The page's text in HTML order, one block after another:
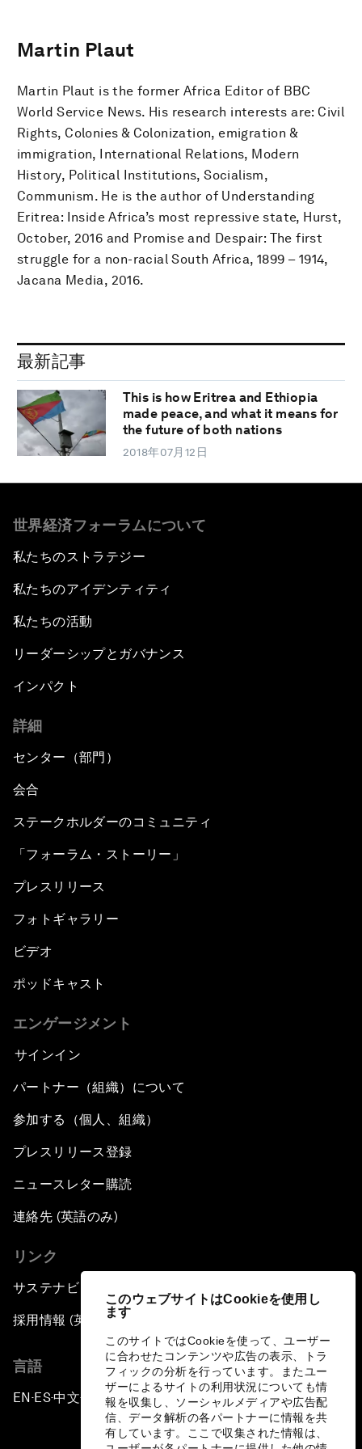
このウェブサイトはCookieを使用し
ます
このサイトではCookieを使って、ユーザー
に合わせたコンテンツや広告の表示、トラ
フィックの分析を行っています。またユー
ザーによるサイトの利用状況についても情
報を収集し、ソーシャルメディアや広告配
信、データ解析の各パートナーに情報を共
有しています。ここで収集された情報は、
Martin Plaut
Martin Plaut is the former Africa Editor of BBC
World Service News. His research interests are: Civil
Rights, Colonies & Colonization, emigration &
immigration, International Relations, Modern
History, Political Institutions, Socialism,
Communism. He is the author of Understanding
Eritrea: Inside Africa’s most repressive state, Hurst,
October, 2016 and Promise and Despair: The first
struggle for a non-racial South Africa, 1899 – 1914,
Jacana Media, 2016.
最新記事
This is how Eritrea and Ethiopia
made peace, and what it means for
the future of both nations
2018年07月12日
世界経済フォーラムについて
私たちのストラテジー
私たちのアイデンティティ
私たちの活動
リーダーシップとガバナンス
インパクト
詳細
センター（部門）
会合
ステークホルダーのコミュニティ
「フォーラム・ストーリー」
プレスリリース
フォトギャラリー
ビデオ
ポッドキャスト
エンゲージメント
サインイン
パートナー（組織）について
参加する（個人、組織）
プレスリリース登録
ニュースレター購読
連絡先 (英語のみ)
リンク
サステナビリティへの取り組み
採用情報 (英語のみ)
言語
EN ▪ ES▪中文▪ 日本語